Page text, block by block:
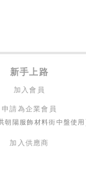
新手上路
加入會員
申請為企業會員
朝陽服飾材料街中盤使用
加入供應商